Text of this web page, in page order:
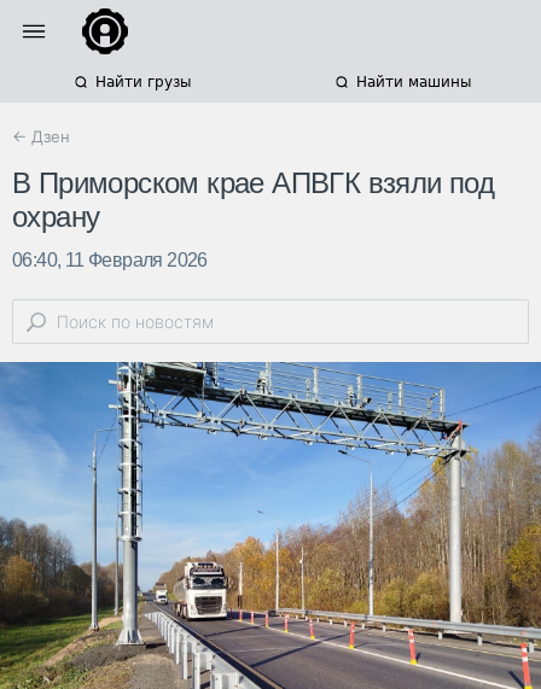
Найти грузы Найти машины
← Дзен
В Приморском крае АПВГК взяли под
охрану
06:40, 11 Февраля 2026